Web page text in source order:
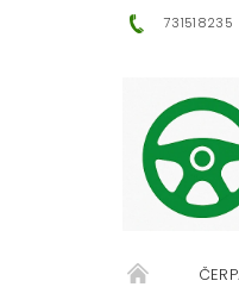
731518235